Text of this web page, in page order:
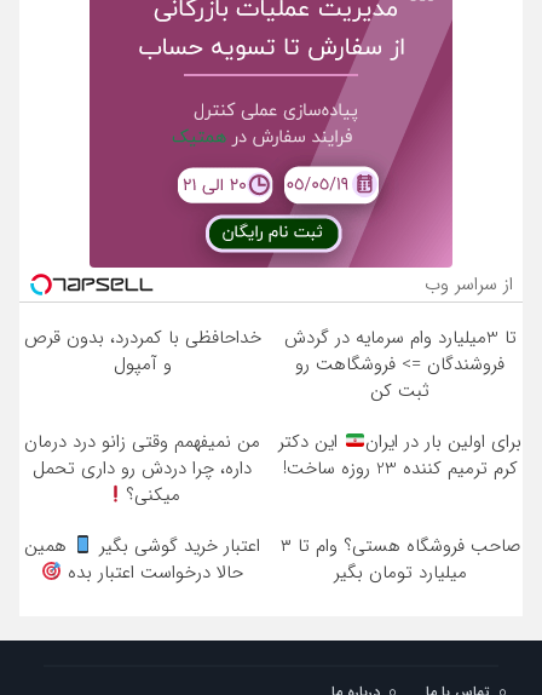
از سراسر وب
تا 3میلیارد وام سرمایه در گردش
فروشندگان => فروشگاهت رو
ثبت کن
خداحافظی با کمردرد، بدون قرص
و آمپول
برای اولین بار در ایران
این دکتر
کرم ترمیم کننده 23 روزه ساخت!
من نمیفهمم وقتی زانو درد درمان
داره، چرا دردش رو داری تحمل
میکنی؟
صاحب فروشگاه هستی؟ وام تا ۳
میلیارد تومان بگیر
اعتبار خرید گوشی بگیر
همین
حالا درخواست اعتبار بده